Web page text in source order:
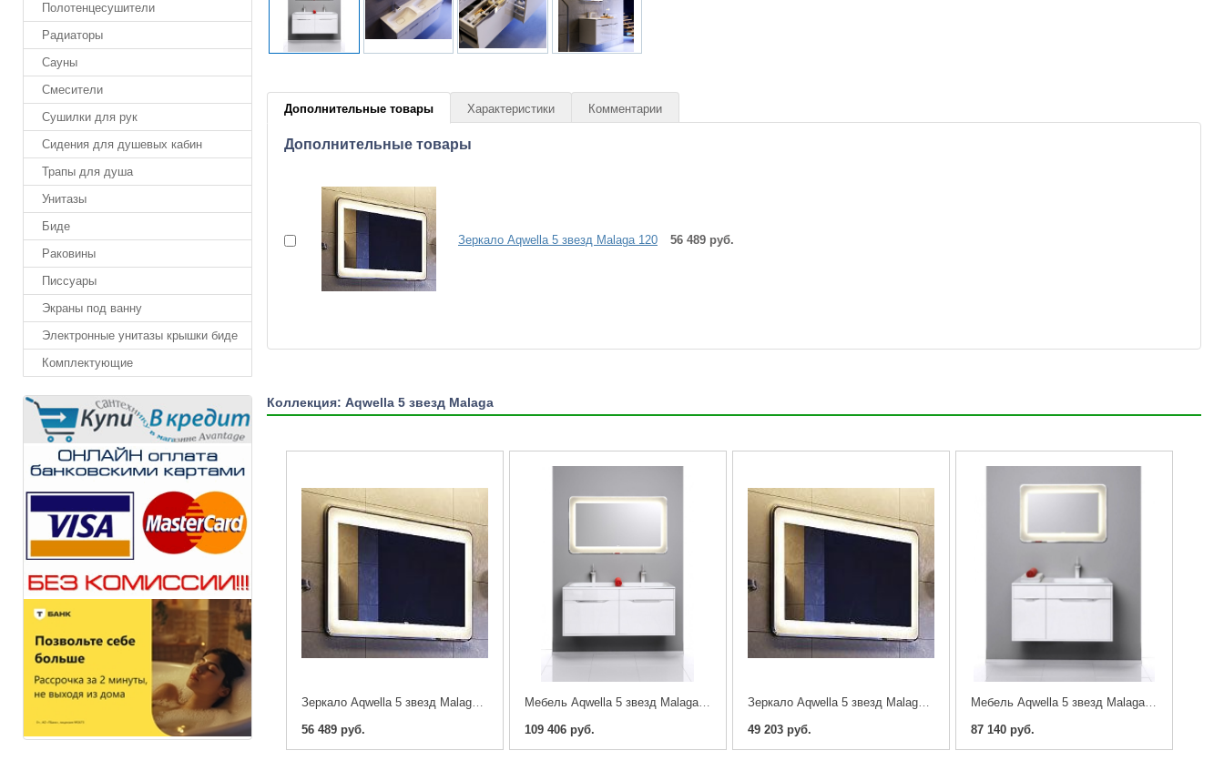
Полотенцесушители
Радиаторы
Сауны
Смесители
Сушилки для рук
Сидения для душевых кабин
Трапы для душа
Унитазы
Биде
Раковины
Писсуары
Экраны под ванну
Электронные унитазы крышки биде
Комплектующие
Дополнительные товары Характеристики Комментарии
Дополнительные товары
Зеркало Aqwella 5 звезд Malaga 120 56 489 руб.
Коллекция: Aqwella 5 звезд Malaga
Зеркало Aqwella 5 звезд Malaga 120
56 489 руб.
Мебель Aqwella 5 звезд Malaga 120 (Тумба с раковиной)
109 406 руб.
Зеркало Aqwella 5 звезд Malaga 90
49 203 руб.
Мебель Aqwella 5 звезд Malaga 90 L/R (тумба с раковиной)
87 140 руб.